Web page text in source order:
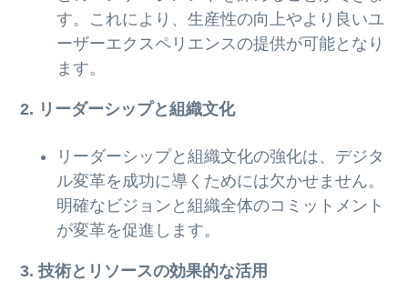
す。これにより、生産性の向上やより良いユ
ーザーエクスペリエンスの提供が可能となり
ます。
2. リーダーシップと組織文化
リーダーシップと組織文化の強化は、デジタ
ル変革を成功に導くためには欠かせません。
明確なビジョンと組織全体のコミットメント
が変革を促進します。
3. 技術とリソースの効果的な活用